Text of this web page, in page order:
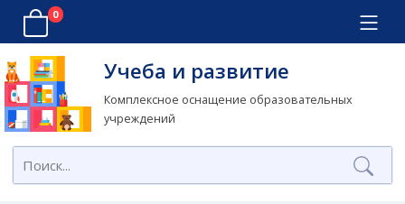
0
Учеба и развитие
Комплексное оснащение образовательных
учреждений